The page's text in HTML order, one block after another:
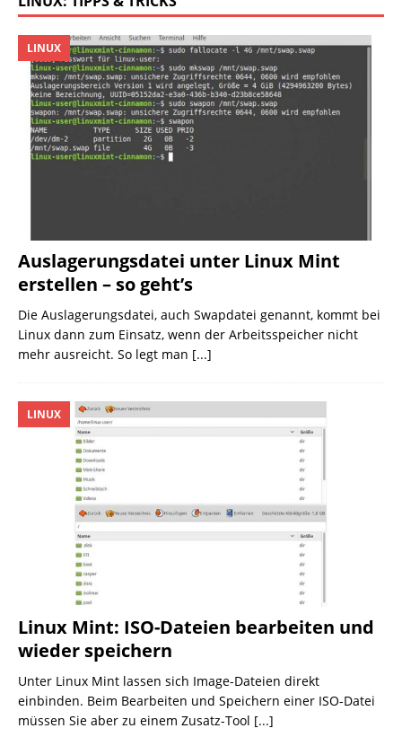
Auslagerungsdatei unter Linux Mint
erstellen – so geht’s
LINUX
Die Auslagerungsdatei, auch Swapdatei genannt, kommt bei
Linux dann zum Einsatz, wenn der Arbeitsspeicher nicht
mehr ausreicht. So legt man [...]
Linux Mint: ISO-Dateien bearbeiten und
wieder speichern
LINUX
Unter Linux Mint lassen sich Image-Dateien direkt
einbinden. Beim Bearbeiten und Speichern einer ISO-Datei
müssen Sie aber zu einem Zusatz-Tool [...]